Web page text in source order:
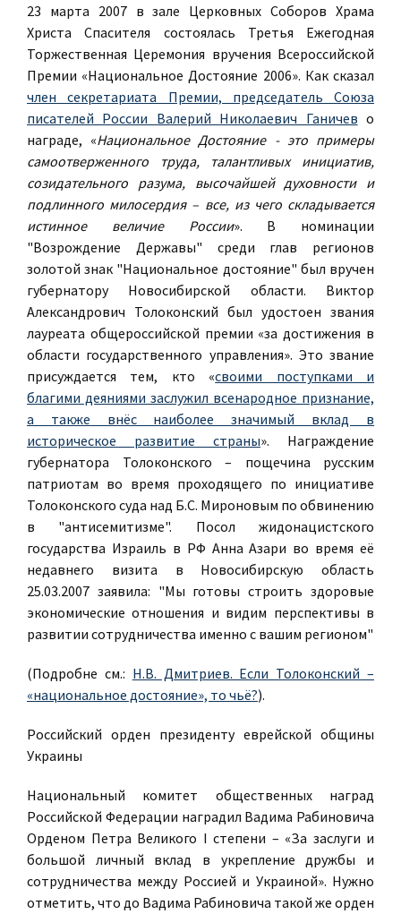
23 марта 2007 в зале Церковных Соборов Храма
Христа Спасителя состоялась Третья Ежегодная
Торжественная Церемония вручения Всероссийской
Премии «Национальное Достояние 2006». Как сказал
член секретариата Премии, председатель Союза
писателей России Валерий Николаевич Ганичев о
награде, «Национальное Достояние - это примеры
самоотверженного труда, талантливых инициатив,
созидательного разума, высочайшей духовности и
подлинного милосердия – все, из чего складывается
истинное величие России». В номинации
"Возрождение Державы" среди глав регионов
золотой знак "Национальное достояние" был вручен
губернатору Новосибирской области. Виктор
Александрович Толоконский был удостоен звания
лауреата общероссийской премии «за достижения в
области государственного управления». Это звание
присуждается тем, кто «своими поступками и
благими деяниями заслужил всенародное признание,
а также внёс наиболее значимый вклад в
историческое развитие страны». Награждение
губернатора Толоконского – пощечина русским
патриотам во время проходящего по инициативе
Толоконского суда над Б.С. Мироновым по обвинению
в "антисемитизме". Посол жидонацистского
государства Израиль в РФ Анна Азари во время её
недавнего визита в Новосибирскую область
25.03.2007 заявила: "Мы готовы строить здоровые
экономические отношения и видим перспективы в
развитии сотрудничества именно с вашим регионом"
(Подробне см.: Н.В. Дмитриев. Если Толоконский –
«национальное достояние», то чьё?).
Российский орден президенту еврейской общины
Украины
Национальный комитет общественных наград
Российской Федерации наградил Вадима Рабиновича
Орденом Петра Великого I степени – «За заслуги и
большой личный вклад в укрепление дружбы и
сотрудничества между Россией и Украиной». Нужно
отметить, что до Вадима Рабиновича такой же орден